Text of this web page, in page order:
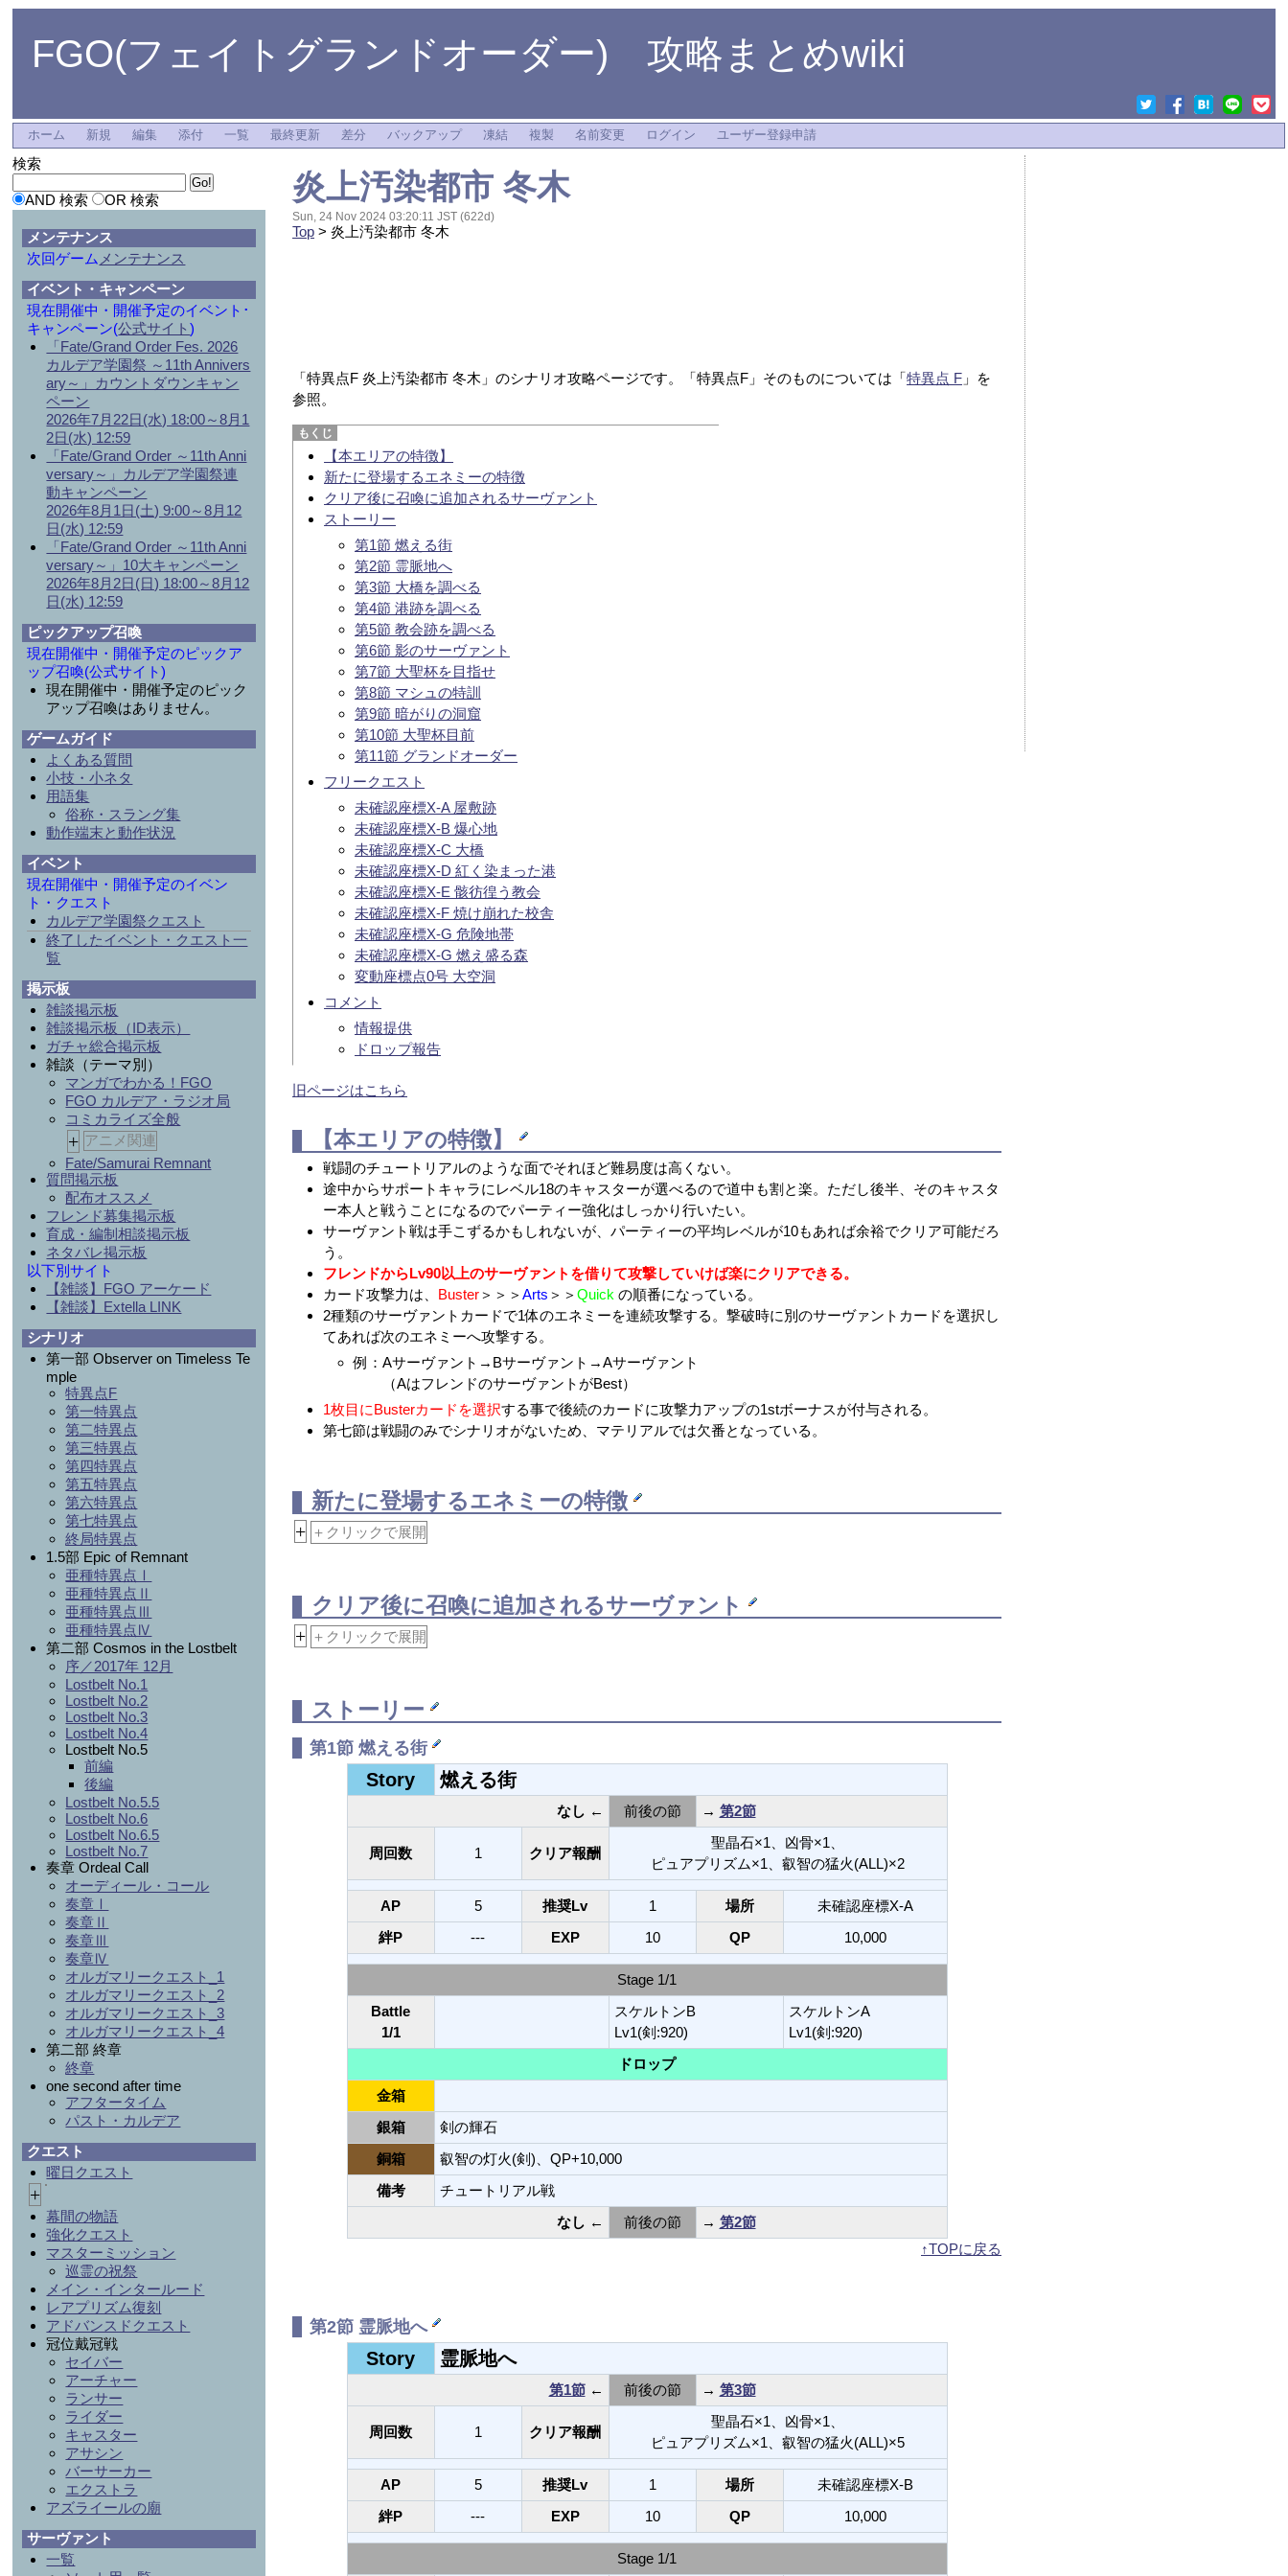
FGO(フェイトグランドオーダー) 攻略まとめwiki
ホーム 新規 編集 添付 一覧 最終更新 差分 バックアップ 凍結 複製 名前変更 ログイン ユーザー登録申請
炎上汚染都市 冬木
Sun, 24 Nov 2024 03:20:11 JST (622d)
Top > 炎上汚染都市 冬木
「特異点F 炎上汚染都市 冬木」のシナリオ攻略ページです。「特異点F」そのものについては「特異点 F 」を
参照。
【本エリアの特徴】
新たに登場するエネミーの特徴
クリア後に召喚に追加されるサーヴァント
ストーリー
第1節 燃える街
第2節 霊脈地へ
第3節 大橋を調べる
第4節 港跡を調べる
第5節 教会跡を調べる
第6節 影のサーヴァント
第7節 大聖杯を目指せ
第8節 マシュの特訓
第9節 暗がりの洞窟
第10節 大聖杯目前
第11節 グランドオーダー
フリークエスト
未確認座標X-A 屋敷跡
未確認座標X-B 爆心地
未確認座標X-C 大橋
未確認座標X-D 紅く染まった港
未確認座標X-E 骸彷徨う教会
未確認座標X-F 焼け崩れた校舎
未確認座標X-G 危険地帯
未確認座標X-G 燃え盛る森
変動座標点0号 大空洞
コメント
情報提供
ドロップ報告
旧ページはこちら
【本エリアの特徴】
戦闘のチュートリアルのような面でそれほど難易度は高くない。
途中からサポートキャラにレベル18のキャスターが選べるので道中も割と楽。ただし後半、そのキャスタ
ー本人と戦うことになるのでパーティー強化はしっかり行いたい。
サーヴァント戦は手こずるかもしれないが、パーティーの平均レベルが10もあれば余裕でクリア可能だろ
う。
フレンドからLv90以上のサーヴァントを借りて攻撃していけば楽にクリアできる。
カード攻撃力は、 Buster＞＞＞Arts ＞＞Quick の順番になっている。
2種類のサーヴァントカードで1体のエネミーを連続攻撃する。撃破時に別のサーヴァントカードを選択し
てあれば次のエネミーへ攻撃する。
例：Aサーヴァント→Bサーヴァント→Aサーヴァント
（AはフレンドのサーヴァントがBest）
1枚目にBusterカードを選択する事で後続のカードに攻撃力アップの1stボーナスが付与される。
第七節は戦闘のみでシナリオがないため、マテリアルでは欠番となっている。
新たに登場するエネミーの特徴
+ ＋クリックで展開
クリア後に召喚に追加されるサーヴァント
+ ＋クリックで展開
ストーリー
第1節 燃える街
Story 燃える街
なし ← 前後の節 → 第2節
周回数 1 クリア報酬
聖晶石×1、凶骨×1、
ピュアプリズム×1、叡智の猛火(ALL)×2
AP 5 推奨Lv 1 場所
未確認座標X-A
絆P
--- EXP 10 QP 10,000
Stage 1/1
Battle
1/1
スケルトンB
Lv1(剣:920)
スケルトンA
Lv1(剣:920)
ドロップ
金箱
銀箱
剣の輝石
銅箱
叡智の灯火(剣)、QP+10,000
備考
チュートリアル戦
なし ← 前後の節 → 第2節
↑TOPに戻る
第2節 霊脈地へ
Story 霊脈地へ
第1節← 前後の節 → 第3節
周回数 1 クリア報酬
聖晶石×1、凶骨×1、
ピュアプリズム×1、叡智の猛火(ALL)×5
AP 5 推奨Lv 1 場所
未確認座標X-B
絆P
--- EXP 10 QP 10,000
Stage 1/1
検索
AND 検索 OR 検索
メンテナンス
次回ゲーム メンテナンス
イベント・キャンペーン
現在開催中・開催予定のイベント･
キャンペーン(公式サイト)
「Fate/Grand Order Fes. 2026
カルデア学園祭 ～11th Annivers
ary～」カウントダウンキャン
ペーン
2026年7月22日(水) 18:00～8月1
2日(水) 12:59
「Fate/Grand Order ～11th Anni
versary～」カルデア学園祭連
動キャンペーン
2026年8月1日(土) 9:00～8月12
日(水) 12:59
「Fate/Grand Order ～11th Anni
versary～」10大キャンペーン
2026年8月2日(日) 18:00～8月12
日(水) 12:59
ピックアップ召喚
現在開催中・開催予定のピックア
ップ召喚(公式サイト)
現在開催中・開催予定のピック
アップ召喚はありません。
ゲームガイド
よくある質問
小技・小ネタ
用語集
俗称・スラング集
動作端末と動作状況
イベント
現在開催中・開催予定のイベン
ト・クエスト
カルデア学園祭クエスト
終了したイベント・クエスト一
覧
掲示板
雑談掲示板
雑談掲示板（ID表示）
ガチャ総合掲示板
雑談（テーマ別）
マンガでわかる！FGO
FGO カルデア・ラジオ局
コミカライズ全般
+ アニメ関連
Fate/Samurai Remnant
質問掲示板
配布オススメ
フレンド募集掲示板
育成・編制相談掲示板
ネタバレ掲示板
以下別サイト
【雑談】FGO アーケード
【雑談】Extella LINK
シナリオ
第一部 Observer on Timeless Te
mple
特異点F
第一特異点
第二特異点
第三特異点
第四特異点
第五特異点
第六特異点
第七特異点
終局特異点
1.5部 Epic of Remnant
亜種特異点Ⅰ
亜種特異点Ⅱ
亜種特異点Ⅲ
亜種特異点Ⅳ
第二部 Cosmos in the Lostbelt
序／2017年 12月
Lostbelt No.1
Lostbelt No.2
Lostbelt No.3
Lostbelt No.4
Lostbelt No.5
前編
後編
Lostbelt No.5.5
Lostbelt No.6
Lostbelt No.6.5
Lostbelt No.7
奏章 Ordeal Call
オーディール・コール
奏章Ⅰ
奏章Ⅱ
奏章Ⅲ
奏章Ⅳ
オルガマリークエスト_1
オルガマリークエスト_2
オルガマリークエスト_3
オルガマリークエスト_4
第二部 終章
終章
one second after time
アフタータイム
パスト・カルデア
クエスト
曜日クエスト
+
幕間の物語
強化クエスト
マスターミッション
巡霊の祝祭
メイン・インタールード
レアプリズム復刻
アドバンスドクエスト
冠位戴冠戦
セイバー
アーチャー
ランサー
ライダー
キャスター
アサシン
バーサーカー
エクストラ
アズライールの廟
サーヴァント
一覧